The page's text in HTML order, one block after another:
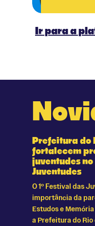
Ir para a
Prefeitura do
fortalecem
juventudes no
Juventudes
O 1º Festival das
importância da
Estudos e
a Prefeitura do